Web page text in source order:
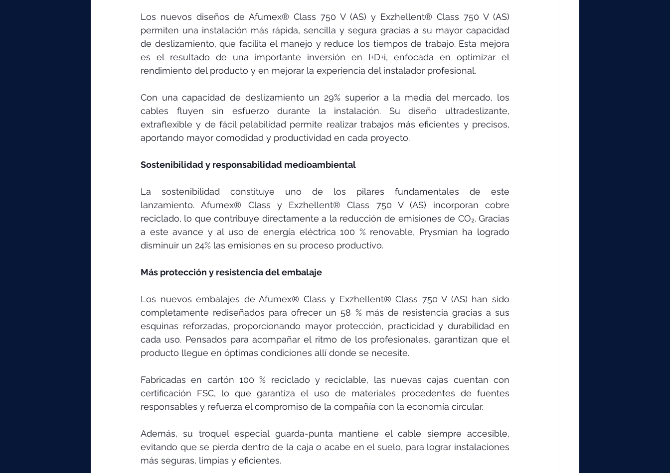
Los nuevos diseños de Afumex® Class 750 V (AS) y Exzhellent® Class 750 V (AS)
permiten una instalación más rápida, sencilla y segura gracias a su mayor capacidad
de deslizamiento, que facilita el manejo y reduce los tiempos de trabajo. Esta mejora
es el resultado de una importante inversión en I+D+i, enfocada en optimizar el
rendimiento del producto y en mejorar la experiencia del instalador profesional.
Con una capacidad de deslizamiento un 29% superior a la media del mercado, los
cables fluyen sin esfuerzo durante la instalación. Su diseño ultradeslizante,
extraflexible y de fácil pelabilidad permite realizar trabajos más eficientes y precisos,
aportando mayor comodidad y productividad en cada proyecto.
Sostenibilidad y responsabilidad medioambiental
La sostenibilidad constituye uno de los pilares fundamentales de este
lanzamiento. Afumex® Class y Exzhellent® Class 750 V (AS) incorporan cobre
reciclado, lo que contribuye directamente a la reducción de emisiones de CO₂. Gracias
a este avance y al uso de energía eléctrica 100 % renovable, Prysmian ha logrado
disminuir un 24% las emisiones en su proceso productivo.
Más protección y resistencia del embalaje
Los nuevos embalajes de Afumex® Class y Exzhellent® Class 750 V (AS) han sido
completamente rediseñados para ofrecer un 58 % más de resistencia gracias a sus
esquinas reforzadas, proporcionando mayor protección, practicidad y durabilidad en
cada uso. Pensados para acompañar el ritmo de los profesionales, garantizan que el
producto llegue en óptimas condiciones allí donde se necesite.
Fabricadas en cartón 100 % reciclado y reciclable, las nuevas cajas cuentan con
certificación FSC, lo que garantiza el uso de materiales procedentes de fuentes
responsables y refuerza el compromiso de la compañía con la economía circular.
Además, su troquel especial guarda-punta mantiene el cable siempre accesible,
evitando que se pierda dentro de la caja o acabe en el suelo, para lograr instalaciones
más seguras, limpias y eficientes.